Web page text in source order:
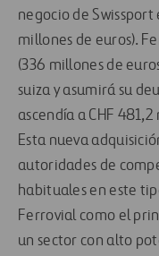
negocio de
millones de euros).
(336 millones de
suiza y asumirá su
ascendía a CHF
Esta nueva
autoridades de
habituales en este
Ferrovial como el
un sector con alto